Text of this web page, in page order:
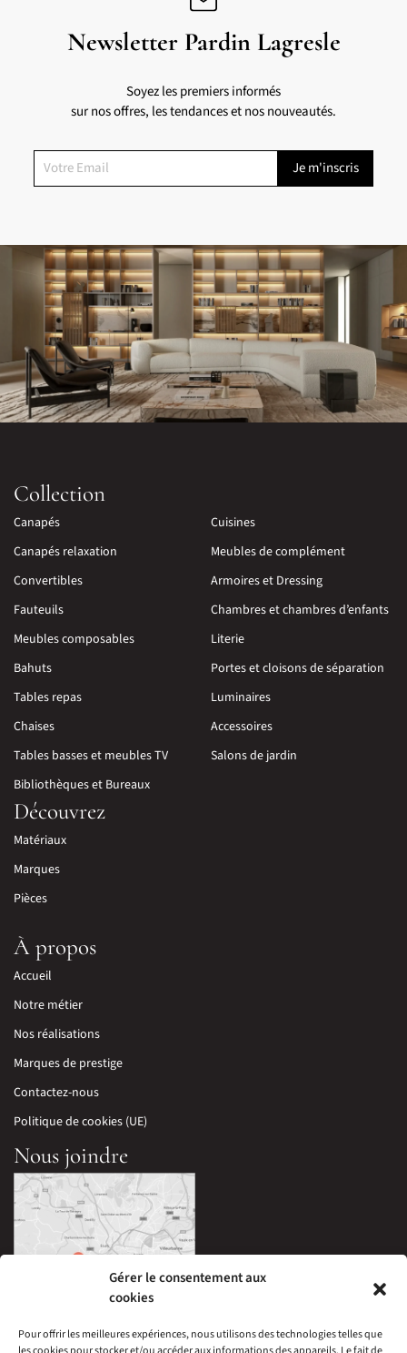
Gérer le consentement aux
cookies
Pour offrir les meilleures expériences, nous utilisons des technologies telles que
Newsletter Pardin Lagresle
Soyez les premiers informés
sur nos offres, les tendances et nos nouveautés.
Collection
Canapés
Canapés relaxation
Convertibles
Fauteuils
Meubles composables
Bahuts
Tables repas
Chaises
Tables basses et meubles TV
Bibliothèques et Bureaux
Cuisines
Meubles de complément
Armoires et Dressing
Chambres et chambres d’enfants
Literie
Portes et cloisons de séparation
Luminaires
Accessoires
Salons de jardin
Découvrez
Matériaux
Marques
Pièces
À propos
Accueil
Notre métier
Nos réalisations
Marques de prestige
Contactez-nous
Politique de cookies (UE)
Nous joindre